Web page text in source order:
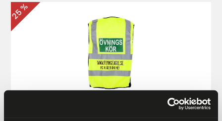
25 %